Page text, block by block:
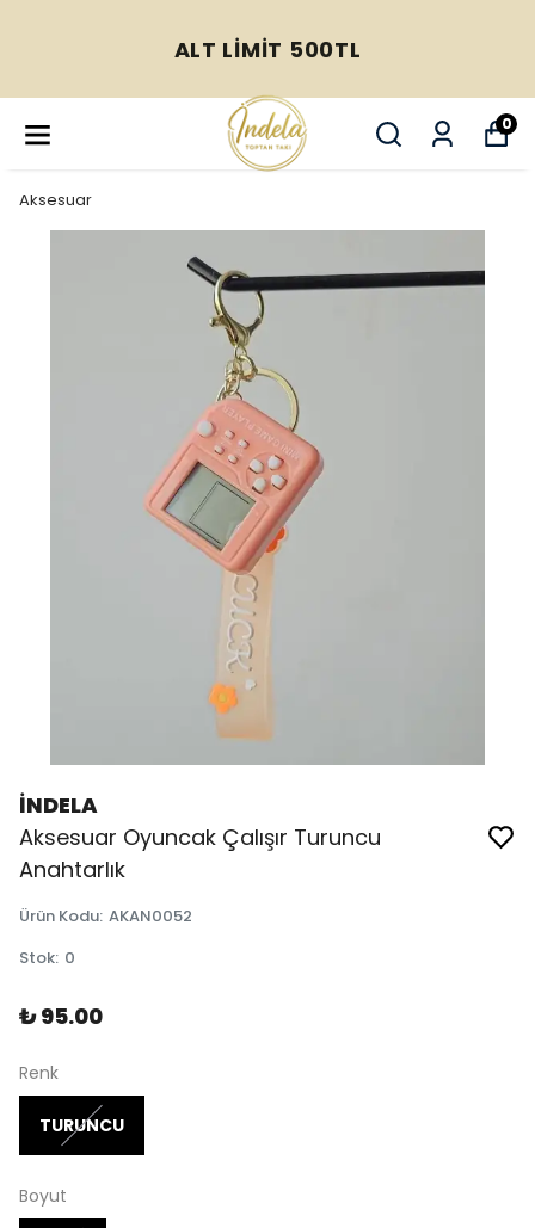
ALT LİMİT 500TL
0
Aksesuar
İNDELA
Aksesuar Oyuncak Çalışır Turuncu
Anahtarlık
Ürün Kodu: AKAN0052
Stok: 0
₺ 95.00
Renk
TURUNCU
Boyut